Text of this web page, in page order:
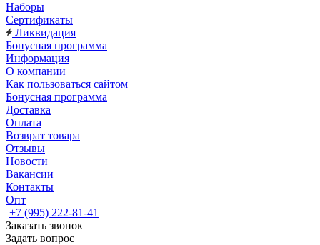
Наборы
Сертификаты
Ликвидация
Бонусная программа
Информация
О компании
Как пользоваться сайтом
Бонусная программа
Доставка
Оплата
Возврат товара
Отзывы
Новости
Вакансии
Контакты
Опт
+7 (995) 222-81-41
Заказать звонок
Задать вопрос